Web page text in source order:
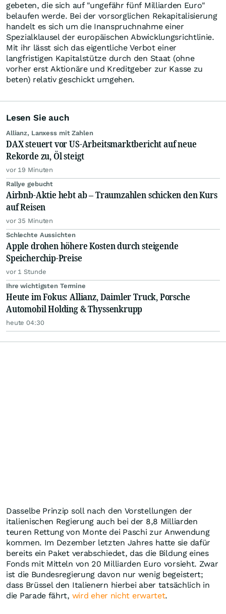
gebeten, die sich auf "ungefähr fünf Milliarden Euro"
belaufen werde. Bei der vorsorglichen Rekapitalisierung
handelt es sich um die Inanspruchnahme einer
Spezialklausel der europäischen Abwicklungsrichtlinie.
Mit ihr lässt sich das eigentliche Verbot einer
langfristigen Kapitalstütze durch den Staat (ohne
vorher erst Aktionäre und Kreditgeber zur Kasse zu
beten) relativ geschickt umgehen.
Lesen Sie auch
Allianz, Lanxess mit Zahlen
DAX steuert vor US-Arbeitsmarktbericht auf neue
Rekorde zu, Öl steigt
vor 19 Minuten
Rallye gebucht
Airbnb-Aktie hebt ab – Traumzahlen schicken den Kurs
auf Reisen
vor 35 Minuten
Schlechte Aussichten
Apple drohen höhere Kosten durch steigende
Speicherchip-Preise
vor 1 Stunde
Ihre wichtigsten Termine
Heute im Fokus: Allianz, Daimler Truck, Porsche
Automobil Holding & Thyssenkrupp
heute 04:30
Dasselbe Prinzip soll nach den Vorstellungen der
italienischen Regierung auch bei der 8,8 Milliarden
teuren Rettung von Monte dei Paschi zur Anwendung
kommen. Im Dezember letzten Jahres hatte sie dafür
bereits ein Paket verabschiedet, das die Bildung eines
Fonds mit Mitteln von 20 Milliarden Euro vorsieht. Zwar
ist die Bundesregierung davon nur wenig begeistert;
dass Brüssel den Italienern hierbei aber tatsächlich in
die Parade fährt, wird eher nicht erwartet.